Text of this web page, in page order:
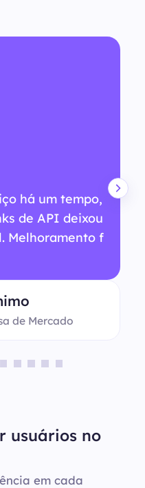
há um tempo,
de API deixou
Melhoramento f
de Mercado
usuários no
em cada